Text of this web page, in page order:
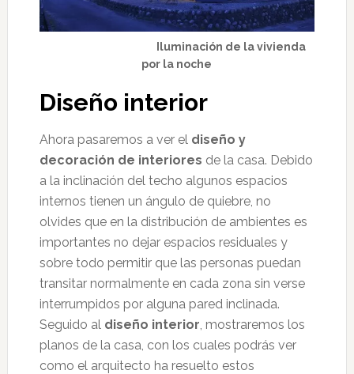
Iluminación de la vivienda
por la noche
Diseño interior
Ahora pasaremos a ver el diseño y
decoración de interiores de la casa. Debido
a la inclinación del techo algunos espacios
internos tienen un ángulo de quiebre, no
olvides que en la distribución de ambientes es
importantes no dejar espacios residuales y
sobre todo permitir que las personas puedan
transitar normalmente en cada zona sin verse
interrumpidos por alguna pared inclinada.
Seguido al diseño interior, mostraremos los
planos de la casa, con los cuales podrás ver
como el arquitecto ha resuelto estos